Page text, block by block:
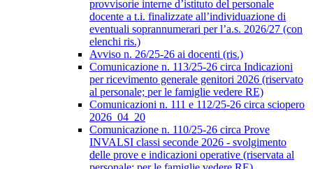
provvisorie interne d’istituto del personale
docente a t.i. finalizzate all’individuazione di
eventuali soprannumerari per l’a.s. 2026/27 (con
elenchi ris.)
Avviso n. 26/25-26 ai docenti (ris.)
Comunicazione n. 113/25-26 circa Indicazioni
per ricevimento generale genitori 2026 (riservato
al personale; per le famiglie vedere RE)
Comunicazioni n. 111 e 112/25-26 circa sciopero
2026_04_20
Comunicazione n. 110/25-26 circa Prove
INVALSI classi seconde 2026 - svolgimento
delle prove e indicazioni operative (riservata al